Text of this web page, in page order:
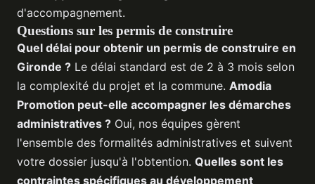
d'accompagnement.
Questions sur les permis de construire
Quel délai pour obtenir un permis de construire en
Gironde ? Le délai standard est de 2 à 3 mois selon
la complexité du projet et la commune. Amodia
Promotion peut-elle accompagner les démarches
administratives ? Oui, nos équipes gèrent
l'ensemble des formalités administratives et suivent
votre dossier jusqu'à l'obtention. Quelles sont les
contraintes spécifiques au développement